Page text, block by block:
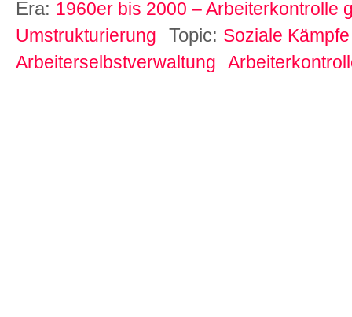
Era: 1960er bis 2000 – Arbeiterkontrolle
Umstrukturierung
Topic: Soziale Kämpfe
Arbeiterselbstverwaltung